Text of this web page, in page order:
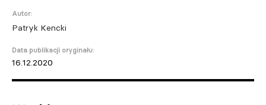
Autor:
Patryk Kencki
Data publikacji oryginału:
16.12.2020